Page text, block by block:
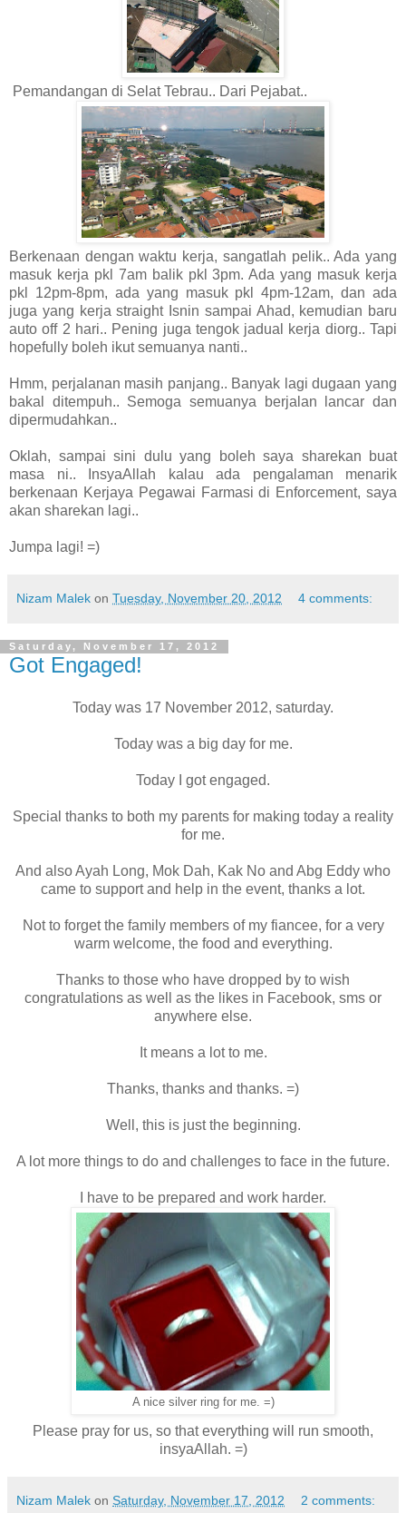
Pemandangan di Selat Tebrau.. Dari Pejabat..
Berkenaan dengan waktu kerja, sangatlah pelik.. Ada yang
masuk kerja pkl 7am balik pkl 3pm. Ada yang masuk kerja
pkl 12pm-8pm, ada yang masuk pkl 4pm-12am, dan ada
juga yang kerja straight Isnin sampai Ahad, kemudian baru
auto off 2 hari.. Pening juga tengok jadual kerja diorg.. Tapi
hopefully boleh ikut semuanya nanti..
Hmm, perjalanan masih panjang.. Banyak lagi dugaan yang
bakal ditempuh.. Semoga semuanya berjalan lancar dan
dipermudahkan..
Oklah, sampai sini dulu yang boleh saya sharekan buat
masa ni.. InsyaAllah kalau ada pengalaman menarik
berkenaan Kerjaya Pegawai Farmasi di Enforcement, saya
akan sharekan lagi..
Jumpa lagi! =)
Nizam Malek on Tuesday, November 20, 2012 4 comments:
Saturday, November 17, 2012
Got Engaged!
Today was 17 November 2012, saturday.
Today was a big day for me.
Today I got engaged.
Special thanks to both my parents for making today a reality
for me.
And also Ayah Long, Mok Dah, Kak No and Abg Eddy who
came to support and help in the event, thanks a lot.
Not to forget the family members of my fiancee, for a very
warm welcome, the food and everything.
Thanks to those who have dropped by to wish
congratulations as well as the likes in Facebook, sms or
anywhere else.
It means a lot to me.
Thanks, thanks and thanks. =)
Well, this is just the beginning.
A lot more things to do and challenges to face in the future.
I have to be prepared and work harder.
A nice silver ring for me. =)
Please pray for us, so that everything will run smooth,
insyaAllah. =)
Nizam Malek on Saturday, November 17, 2012 2 comments: